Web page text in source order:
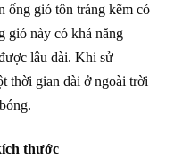
ống gió tôn tráng kẽm có
gió này có khả năng
lâu dài. Khi sử
thời gian dài ở ngoài trời
thước